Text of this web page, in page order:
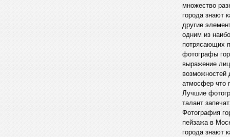
множество
города знают
другие
одним из
потрясающих
фотографы
выражение
возможностей
атмосфер что
Лучшие
талант
Фотография
пейзажа в
города знают